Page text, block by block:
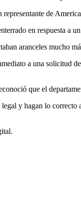
de
en respuesta a
aranceles mucho
a una solicitud
que el
y hagan lo